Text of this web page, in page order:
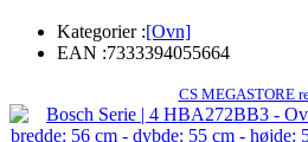
Kategorier :[Ovn]
EAN :7333394055664
CS MEGASTORE